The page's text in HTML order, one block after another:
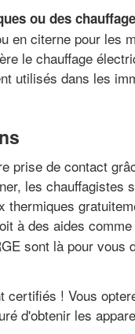
ou des
en citerne pour les
le chauffage
utilisés dans les
prise de contact
les chauffagistes
à des aides
sont là pour vous
certifiés ! Vous
d'obtenir les